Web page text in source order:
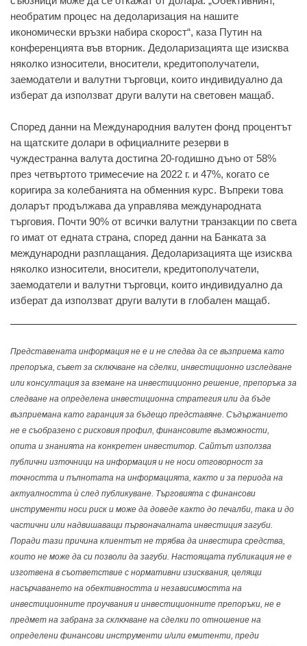
необратим процес на дедоларизация на нашите
икономически връзки набира скорост“, каза Путин на
конференцията във вторник. Дедоларизацията ще изисква
няколко износители, вносители, кредитополучатели,
заемодатели и валутни търговци, които индивидуално да
изберат да използват други валути на световен мащаб.
Според данни на Международния валутен фонд процентът
на щатските долари в официалните резерви в
чуждестранна валута достигна 20-годишно дъно от 58%
през четвъртото тримесечие на 2022 г. и 47%, когато се
коригира за колебанията на обменния курс. Въпреки това
доларът продължава да управлява международната
търговия. Почти 90% от всички валутни транзакции по света
го имат от едната страна, според данни на Банката за
международни разплащания. Дедоларизацията ще изисква
няколко износители, вносители, кредитополучатели,
заемодатели и валутни търговци, които индивидуално да
изберат да използват други валути в глобален мащаб.
Представената информация не е и не следва да се възприема като
препоръка, съвет за сключване на сделки, инвестиционно изследване
или консултация за вземане на инвестиционно решение, препоръка за
следване на определена инвестиционна стратегия или да бъде
възприемана като гаранция за бъдещо представяне. Съдържанието
не е съобразено с рисковия профил, финансовите възможности,
опита и знанията на конкретен инвеститор. Сайтът използва
публични източници на информация и не носи отговорност за
точността и пълнотата на информацията, както и за периода на
актуалността ѝ след публикуване. Търговията с финансови
инструменти носи риск и може да доведе както до печалби, така и до
частични или надвишаващи първоначалната инвестиция загуби.
Поради тази причина клиентът не трябва да инвестира средства,
които не може да си позволи да загуби. Настоящата публикация не е
изготвена в съответствие с нормативни изисквания, целящи
насърчаването на обективността и независимостта на
инвестиционните проучвания и инвестиционните препоръки, не е
предмет на забрана за сключване на сделки по отношение на
определени финансови инструменти и/или емитенти, преди